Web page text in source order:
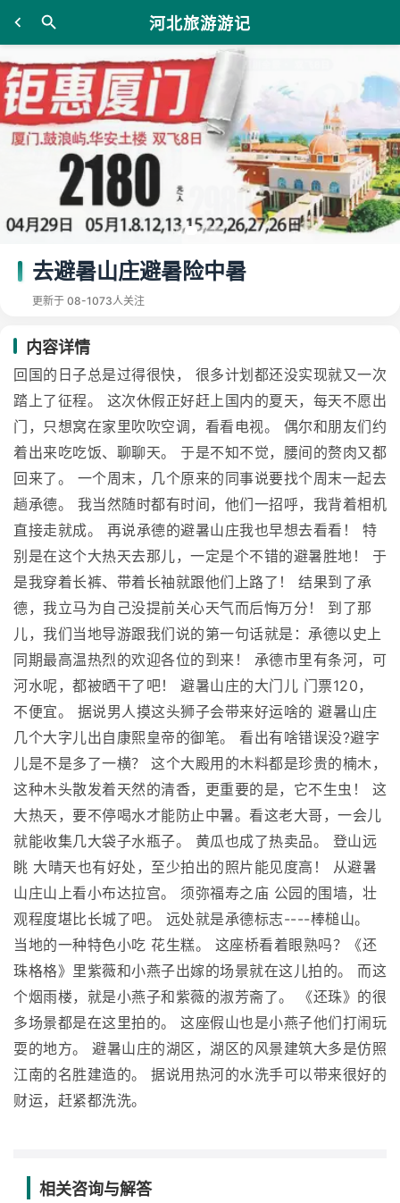
河北旅游游记
去避暑山庄避暑险中暑
更新于 08-1073人关注
内容详情
回国的日子总是过得很快， 很多计划都还没实现就又一次
踏上了征程。 这次休假正好赶上国内的夏天，每天不愿出
门，只想窝在家里吹吹空调，看看电视。 偶尔和朋友们约
着出来吃吃饭、聊聊天。 于是不知不觉，腰间的赘肉又都
回来了。 一个周末，几个原来的同事说要找个周末一起去
趟承德。 我当然随时都有时间，他们一招呼，我背着相机
直接走就成。 再说承德的避暑山庄我也早想去看看！ 特
别是在这个大热天去那儿，一定是个不错的避暑胜地！ 于
是我穿着长裤、带着长袖就跟他们上路了！ 结果到了承
德，我立马为自己没提前关心天气而后悔万分！ 到了那
儿，我们当地导游跟我们说的第一句话就是：承德以史上
同期最高温热烈的欢迎各位的到来！ 承德市里有条河，可
河水呢，都被晒干了吧！ 避暑山庄的大门儿 门票120，
不便宜。 据说男人摸这头狮子会带来好运啥的 避暑山庄
几个大字儿出自康熙皇帝的御笔。 看出有啥错误没?避字
儿是不是多了一横？ 这个大殿用的木料都是珍贵的楠木，
这种木头散发着天然的清香，更重要的是，它不生虫！ 这
大热天，要不停喝水才能防止中暑。看这老大哥，一会儿
就能收集几大袋子水瓶子。 黄瓜也成了热卖品。 登山远
眺 大晴天也有好处，至少拍出的照片能见度高！ 从避暑
山庄山上看小布达拉宫。 须弥福寿之庙 公园的围墙，壮
观程度堪比长城了吧。 远处就是承德标志----棒槌山。
当地的一种特色小吃 花生糕。 这座桥看着眼熟吗？《还
珠格格》里紫薇和小燕子出嫁的场景就在这儿拍的。 而这
个烟雨楼，就是小燕子和紫薇的淑芳斋了。 《还珠》的很
多场景都是在这里拍的。 这座假山也是小燕子他们打闹玩
耍的地方。 避暑山庄的湖区，湖区的风景建筑大多是仿照
江南的名胜建造的。 据说用热河的水洗手可以带来很好的
财运，赶紧都洗洗。
相关咨询与解答